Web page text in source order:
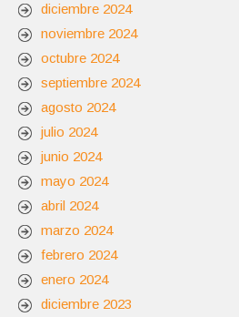
diciembre 2024
noviembre 2024
octubre 2024
septiembre 2024
agosto 2024
julio 2024
junio 2024
mayo 2024
abril 2024
marzo 2024
febrero 2024
enero 2024
diciembre 2023